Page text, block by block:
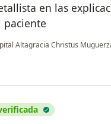
en las
paciente
Altagracia Christus